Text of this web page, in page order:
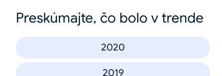
Preskúmajte, čo bolo v trende
2020
2019